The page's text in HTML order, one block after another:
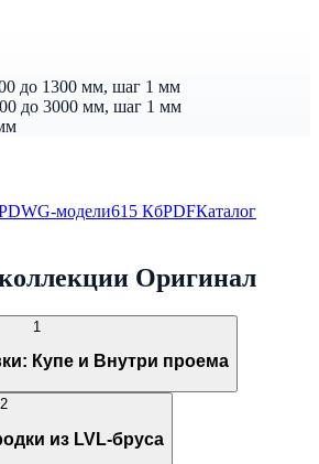
до 1300 мм, шаг 1 мм
до 3000 мм, шаг 1 мм
DWG-модели615 КбPDFКаталог
Оригинал
1
Купе и Внутри проема
2
из LVL-бруса